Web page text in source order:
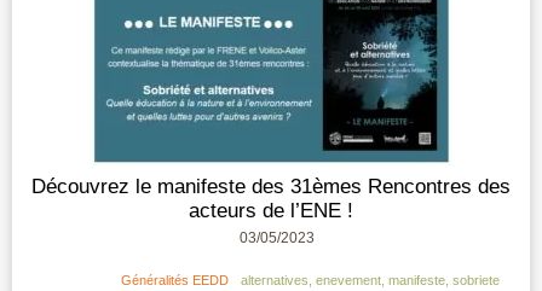
Découvrez le manifeste des 31èmes Rencontres des
acteurs de l’ENE !
03/05/2023
Généralités EEDD alternatives enevement manifeste sobriete